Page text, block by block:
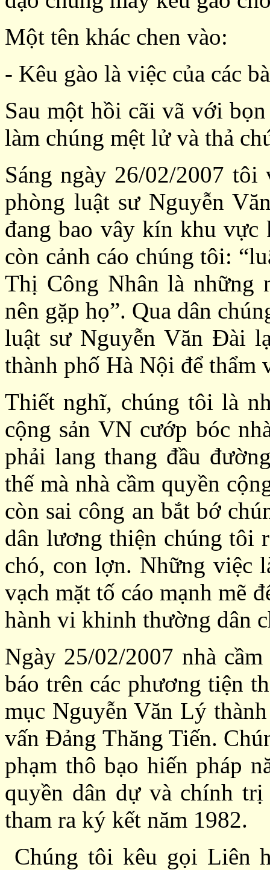
Một tên khác chen vào:
- Kêu gào là việc của các
Sau một hồi cãi vã với
làm chúng mệt lử và thả
Sáng ngày 26/02/2007
phòng luật sư Nguyễn
đang bao vây kín khu vực
còn cảnh cáo chúng tôi:
Thị Công Nhân là những
nên gặp họ”. Qua dân
luật sư Nguyễn Văn Đài
thành phố Hà Nội để thẩm
Thiết nghĩ, chúng tôi là
cộng sản VN cướp bóc
phải lang thang đầu
thế mà nhà cầm quyền
còn sai công an bắt bớ
dân lương thiện chúng tôi
chó, con lợn. Những việc
vạch mặt tố cáo mạnh mẽ
hành vi khinh thường dân
Ngày 25/02/2007 nhà
báo trên các phương tiện
mục Nguyễn Văn Lý
vấn Đảng Thăng Tiến.
phạm thô bạo hiến pháp
quyền dân dự và chính trị
tham ra ký kết năm 1982.
Chúng tôi kêu gọi Liên